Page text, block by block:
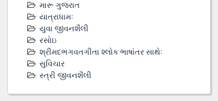
મારૂ ગુજરાત
યાત્રાધામઃ
યુવા જીવનશૈલી
રસોઇ
શ્રીમદભગવતગીતા શ્લોક ભાષાંતર સાથેઃ
સુવિચાર
સ્ત્રી જીવનશૈલી